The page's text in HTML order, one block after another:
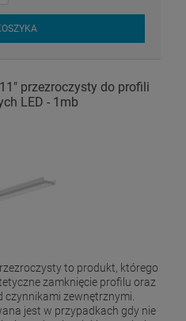
przezroczysty do profili
LED - 1mb
to produkt, którego
zamknięcie profilu oraz
czynnikami zewnętrznymi.
jest w przypadkach gdy nie